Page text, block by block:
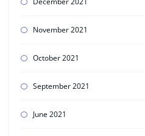
November 2021
October 2021
September 2021
June 2021